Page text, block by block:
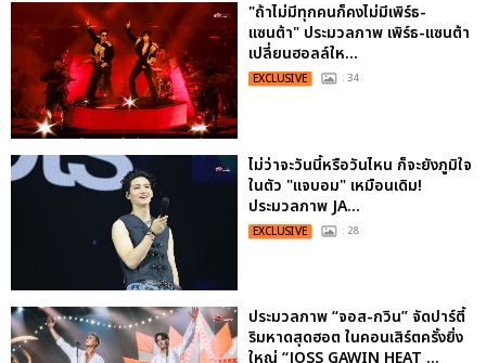
"ถ้าไม่มีทุกคนก็คงไม่มีเพิร์ธ-
แซนต้า" ประมวลภาพ เพิร์ธ-แซนต้า
เปลี่ยนฮอลล์ให...
EXCLUSIVE : 34
ไม่ว่าจะวันนี้หรือวันไหน ก็จะยังภูมิใจ
ในตัว "แจบอม" เหมือนเดิม!
ประมวลภาพ JA...
EXCLUSIVE : 28
ประมวลภาพ “จอส-กวิน” จัดปาร์ตี้
ริมหาดสุดฮอต ในคอนเสิร์ตครั้งยิ่ง